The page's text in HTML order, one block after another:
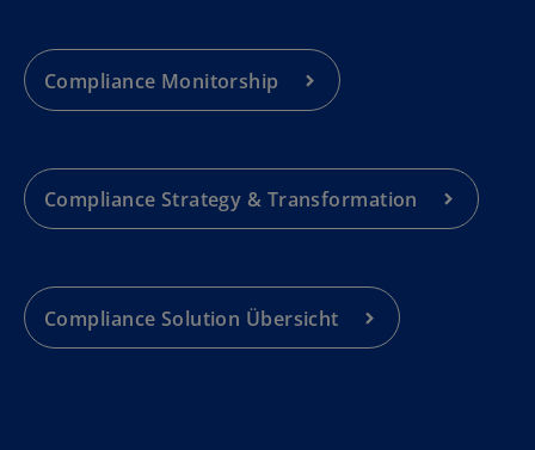
Compliance Monitorship
Compliance Strategy & Transformation
Compliance Solution Übersicht